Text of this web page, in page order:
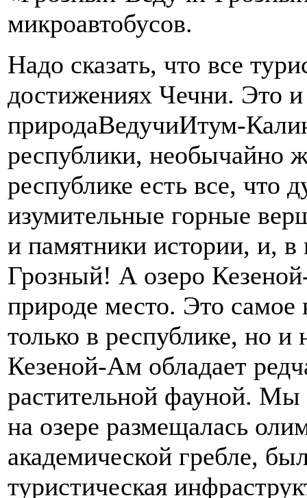
микроавтобусов.
Надо сказать, что все
достижениях Чечни. Это и
природаВедучиИтум-
республики, необычайно
республике есть все, что
изумительные горные
и памятники истории, и, в
Грозный! А озеро
природе место. Это самое
только в республике, но
Кезеной-Ам обладает
растительной фауной.
на озере размещалась
академической гребле,
туристическая